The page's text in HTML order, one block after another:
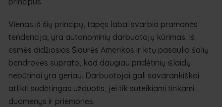
Vienas iš šių principų, tapęs labai svarbia pramonės
tendencija, yra autonominių darbuotojų kūrimas. Iš
esmės didžiosios Šiaurės Amerikos ir kitų pasaulio šalių
bendrovės suprato, kad daugiau pridėtinių išlaidų
nebūtinai yra geriau. Darbuotojai gali savarankiškai
atlikti sudėtingas užduotis, jei tik suteikiami tinkami
duomenys ir priemonės.